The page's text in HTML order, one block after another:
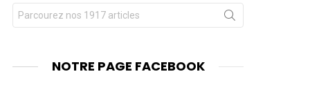
Chercher
pour
NOTRE PAGE FACEBOOK